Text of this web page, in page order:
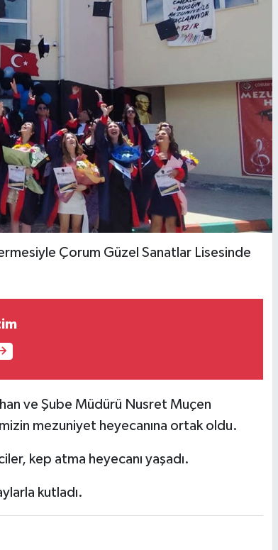
Çorum Güzel Sanatlar Lisesinde
ve Şube Müdürü Nusret Muçen
mezuniyet heyecanına ortak oldu.
kep atma heyecanı yaşadı.
kutladı.